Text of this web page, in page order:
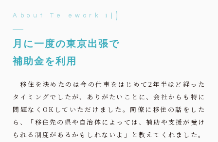
About Telework
月に一度の東京出張で
補助金を利用
移住を決めたのは今の仕事をはじめて2年半ほど経った
タイミングでしたが、ありがたいことに、会社からも特に
問題なくOKしていただけました。同僚に移住の話をした
ら、「移住先の県や自治体によっては、補助や支援が受け
られる制度があるかもしれないよ」と教えてくれました。